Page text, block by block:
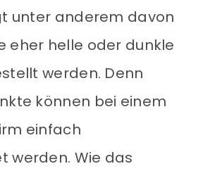
unter anderem davon
eher helle oder dunkle
werden. Denn
können bei einem
einfach
werden. Wie das